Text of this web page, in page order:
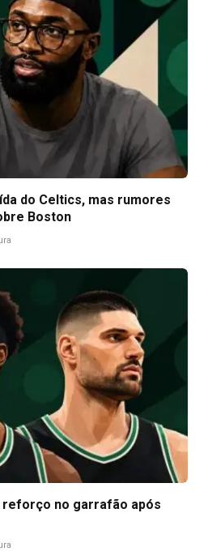
do Celtics, mas rumores
Boston
no garrafão após